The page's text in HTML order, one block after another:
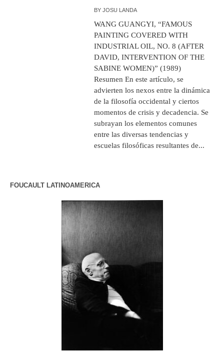
BYJOSU LANDA
WANG GUANGYI, “FAMOUS
PAINTING COVERED WITH
INDUSTRIAL OIL, NO. 8 (AFTER
DAVID, INTERVENTION OF THE
SABINE WOMEN)” (1989)
Resumen En este artículo, se
advierten los nexos entre la dinámica
de la filosofía occidental y ciertos
momentos de crisis y decadencia. Se
subrayan los elementos comunes
entre las diversas tendencias y
escuelas filosóficas resultantes de...
FOUCAULT LATINOAMERICA